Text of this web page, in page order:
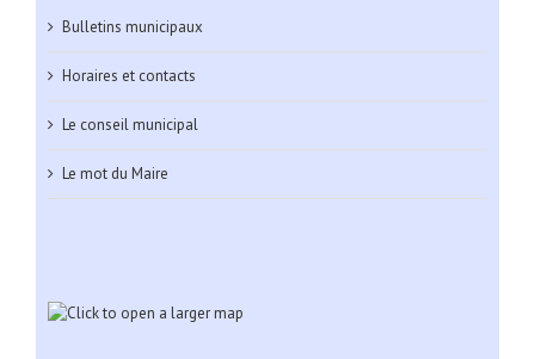
Bulletins municipaux
Horaires et contacts
Le conseil municipal
Le mot du Maire